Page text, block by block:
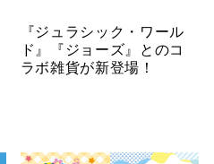
『ジュラシック・ワール
ド』『ジョーズ』とのコ
ラボ雑貨が新登場！